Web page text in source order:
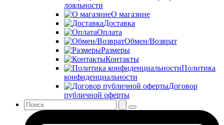
лояльности
О магазине
Доставка
Оплата
Обмен/Возврат
Размеры
Контакты
Политика
конфиденциальности
Договор
публичной оферты